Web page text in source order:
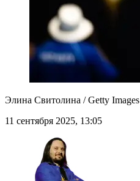
Элина Свитолина / Getty Images
11 сентября 2025, 13:05